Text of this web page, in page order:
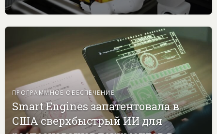
ПРОГРАММНОЕ ОБЕСПЕЧЕНИЕ
Smart Engines запатентовала в
США сверхбыстрый ИИ для